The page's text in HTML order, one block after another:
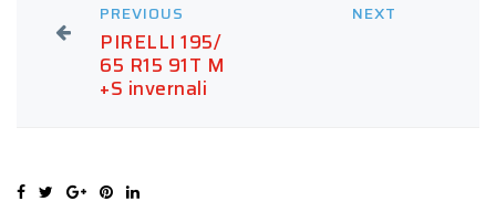
PREVIOUS
PIRELLI 195/
65 R15 91T M
+S invernali
NEXT